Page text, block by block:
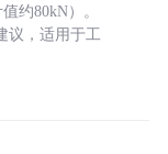
约80kN）。
议，适用于工